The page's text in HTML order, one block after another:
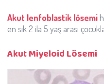
Akut lenfoblastik lösemi
en sık 2 ila 5 yaş arası
Akut Miyeloid Lösemi